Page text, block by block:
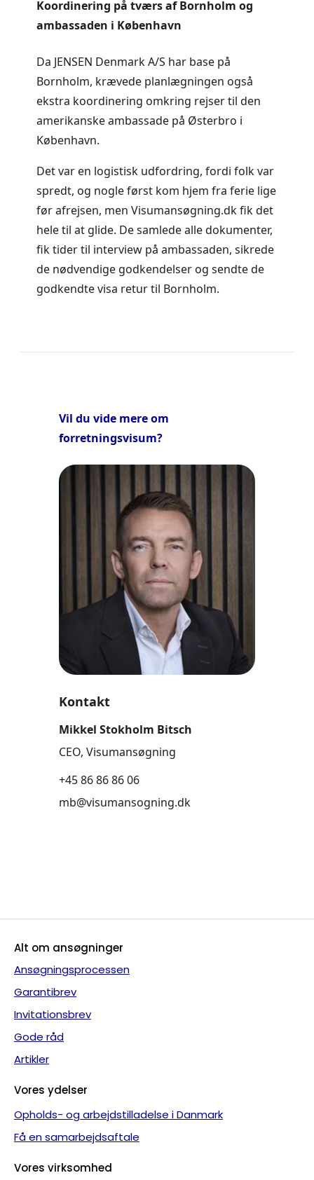
Koordinering på tværs af Bornholm og
ambassaden i København
Da JENSEN Denmark A/S har base på
Bornholm, krævede planlægningen også
ekstra koordinering omkring rejser til den
amerikanske ambassade på Østerbro i
København.
Det var en logistisk udfordring, fordi folk var
spredt, og nogle først kom hjem fra ferie lige
før afrejsen, men Visumansøgning.dk fik det
hele til at glide. De samlede alle dokumenter,
fik tider til interview på ambassaden, sikrede
de nødvendige godkendelser og sendte de
godkendte visa retur til Bornholm.
Vil du vide mere om
forretningsvisum?
Kontakt
Mikkel Stokholm Bitsch
CEO, Visumansøgning
+45 86 86 86 06
mb@visumansogning.dk
Alt om ansøgninger
Ansøgningsprocessen
Garantibrev
Invitationsbrev
Gode råd
Artikler
Vores ydelser
Opholds- og arbejdstilladelse i Danmark
Få en samarbejdsaftale
Vores virksomhed